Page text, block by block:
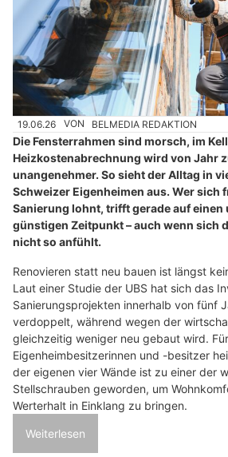
19.06.26 VON BELMEDIA REDAKTION
Die Fensterrahmen sind morsch, im
Heizkostenabrechnung wird von Jahr
unangenehmer. So sieht der Alltag in
Schweizer Eigenheimen aus. Wer sich
Sanierung lohnt, trifft gerade auf
günstigen Zeitpunkt – auch wenn sich
nicht so anfühlt.
Renovieren statt neu bauen ist längst
Laut einer Studie der UBS hat sich das
Sanierungsprojekten innerhalb von fünf
verdoppelt, während wegen der
gleichzeitig weniger neu gebaut wird. Für
Eigenheimbesitzerinnen und -besitzer
der eigenen vier Wände ist zu einer der
Stellschrauben geworden, um
Werterhalt in Einklang zu bringen.
Weiterlesen